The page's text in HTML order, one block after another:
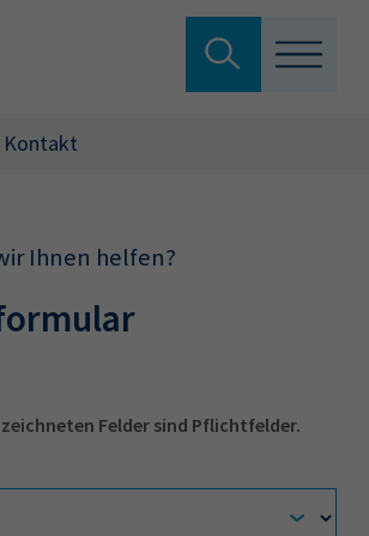
Suche
verlassen
auch aus den
Begriffen vorauswählen
Kontakt
Ihnen helfen?
Felder sind Pflichtfelder.